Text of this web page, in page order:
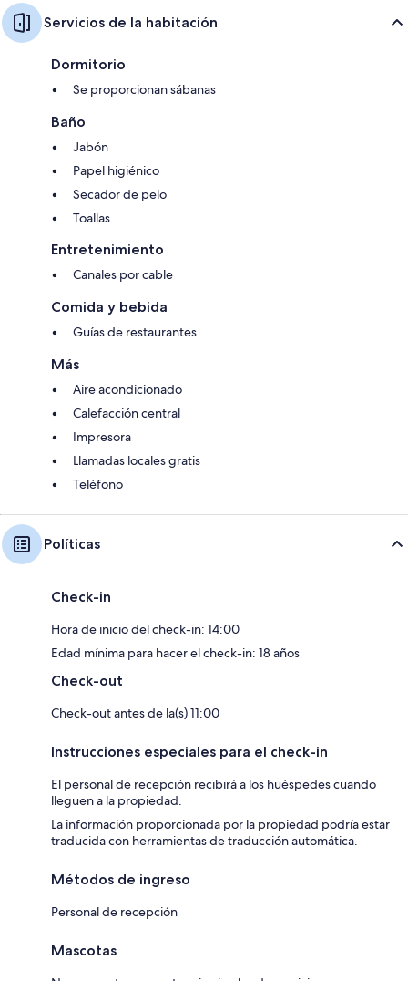
Servicios de la habitación
Dormitorio
Se proporcionan sábanas
Baño
Jabón
Papel higiénico
Secador de pelo
Toallas
Entretenimiento
Canales por cable
Comida y bebida
Guías de restaurantes
Más
Aire acondicionado
Calefacción central
Impresora
Llamadas locales gratis
Teléfono
Políticas
Check-in
Hora de inicio del check-in: 14:00
Edad mínima para hacer el check-in: 18 años
Check-out
Check-out antes de la(s) 11:00
Instrucciones especiales para el check-in
El personal de recepción recibirá a los huéspedes cuando
lleguen a la propiedad.
La información proporcionada por la propiedad podría estar
traducida con herramientas de traducción automática.
Métodos de ingreso
Personal de recepción
Mascotas